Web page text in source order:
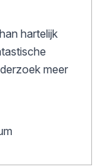
hartelijk
meer